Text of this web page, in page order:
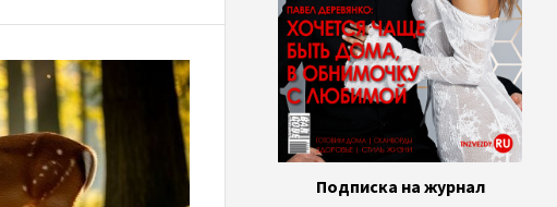
Подписка на журнал